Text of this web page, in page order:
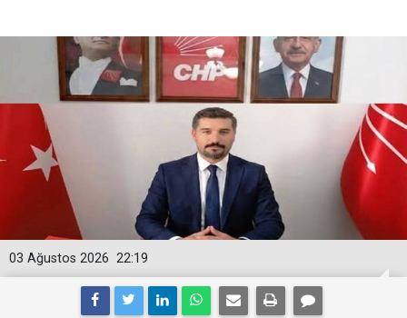
22:19
03 Ağustos 2026